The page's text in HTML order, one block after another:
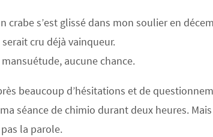
s’est glissé dans mon soulier en
cru déjà vainqueur.
aucune chance.
beaucoup d’hésitations et de
séance de chimio durant deux heures.
la parole.